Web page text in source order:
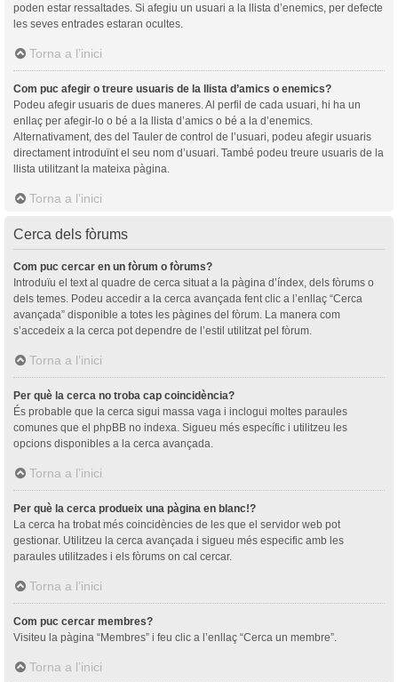
poden estar ressaltades. Si afegiu un usuari a la llista d’enemics, per defecte
les seves entrades estaran ocultes.
Torna a l’inici
Com puc afegir o treure usuaris de la llista d’amics o enemics?
Podeu afegir usuaris de dues maneres. Al perfil de cada usuari, hi ha un
enllaç per afegir-lo o bé a la llista d’amics o bé a la d’enemics.
Alternativament, des del Tauler de control de l’usuari, podeu afegir usuaris
directament introduïnt el seu nom d’usuari. També podeu treure usuaris de la
llista utilitzant la mateixa pàgina.
Torna a l’inici
Cerca dels fòrums
Com puc cercar en un fòrum o fòrums?
Introduïu el text al quadre de cerca situat a la pàgina d’índex, dels fòrums o
dels temes. Podeu accedir a la cerca avançada fent clic a l’enllaç “Cerca
avançada” disponible a totes les pàgines del fòrum. La manera com
s’accedeix a la cerca pot dependre de l’estil utilitzat pel fòrum.
Torna a l’inici
Per què la cerca no troba cap coincidència?
És probable que la cerca sigui massa vaga i inclogui moltes paraules
comunes que el phpBB no indexa. Sigueu més específic i utilitzeu les
opcions disponibles a la cerca avançada.
Torna a l’inici
Per què la cerca produeix una pàgina en blanc!?
La cerca ha trobat més coincidències de les que el servidor web pot
gestionar. Utilitzeu la cerca avançada i sigueu més especific amb les
paraules utilitzades i els fòrums on cal cercar.
Torna a l’inici
Com puc cercar membres?
Visiteu la pàgina “Membres” i feu clic a l’enllaç “Cerca un membre”.
Torna a l’inici